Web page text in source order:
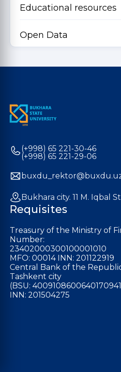
Educational resources
Open Data
(+998) 65 221-30-46
(+998) 65 221-29-06
Bukhara city. 11 M. Iqbal
Requisites
Treasury of the Ministry of
Number:
23402000300100001010
MFO: 00014 INN: 201122919
Central Bank of the
Tashkent city
(BSU:
INN: 201504275